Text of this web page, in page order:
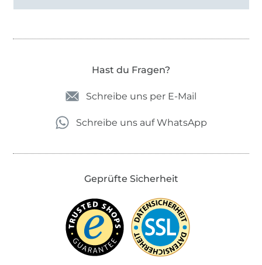
Hast du Fragen?
Schreibe uns per E-Mail
Schreibe uns auf WhatsApp
Geprüfte Sicherheit